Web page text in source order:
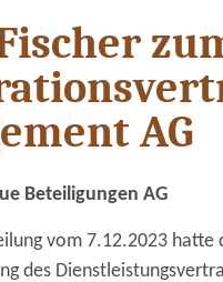
AG
Beteiligungen AG
vom 7.12.2023 hatte
des